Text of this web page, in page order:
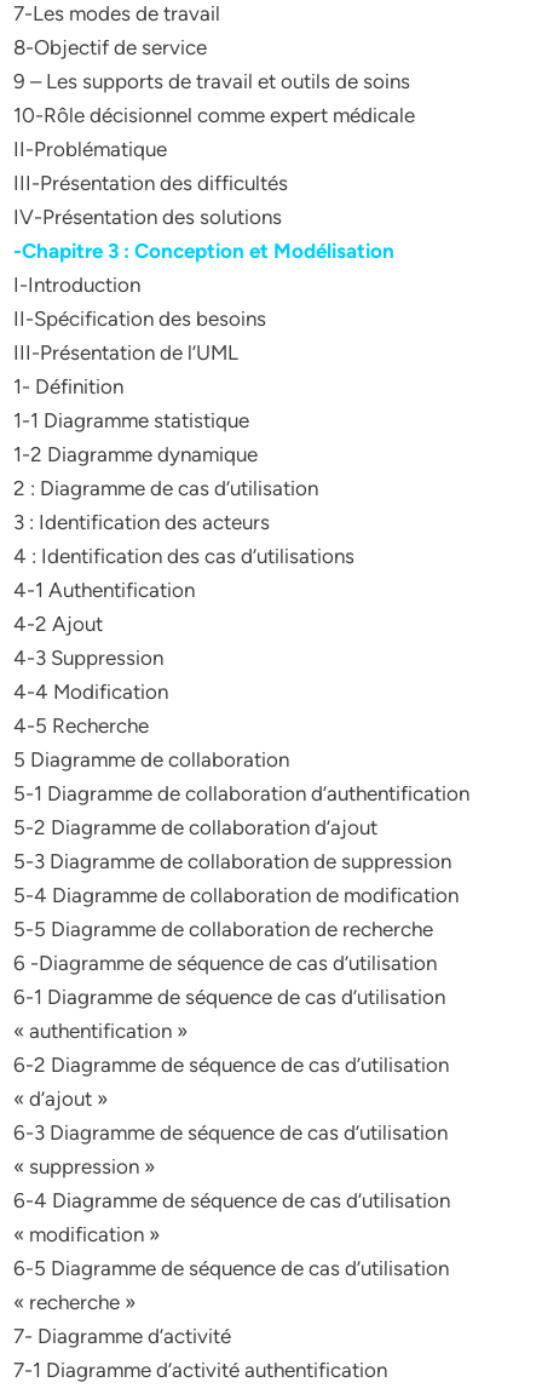
7-Les modes de travail
8-Objectif de service
9 – Les supports de travail et outils de soins
10-Rôle décisionnel comme expert médicale
II-Problématique
III-Présentation des difficultés
IV-Présentation des solutions
-Chapitre 3 : Conception et Modélisation
I-Introduction
II-Spécification des besoins
III-Présentation de l’UML
1- Définition
1-1 Diagramme statistique
1-2 Diagramme dynamique
2 : Diagramme de cas d’utilisation
3 : Identification des acteurs
4 : Identification des cas d’utilisations
4-1 Authentification
4-2 Ajout
4-3 Suppression
4-4 Modification
4-5 Recherche
5 Diagramme de collaboration
5-1 Diagramme de collaboration d’authentification
5-2 Diagramme de collaboration d’ajout
5-3 Diagramme de collaboration de suppression
5-4 Diagramme de collaboration de modification
5-5 Diagramme de collaboration de recherche
6 -Diagramme de séquence de cas d’utilisation
6-1 Diagramme de séquence de cas d’utilisation
« authentification »
6-2 Diagramme de séquence de cas d’utilisation
« d’ajout »
6-3 Diagramme de séquence de cas d’utilisation
« suppression »
6-4 Diagramme de séquence de cas d’utilisation
« modification »
6-5 Diagramme de séquence de cas d’utilisation
« recherche »
7- Diagramme d’activité
7-1 Diagramme d’activité authentification